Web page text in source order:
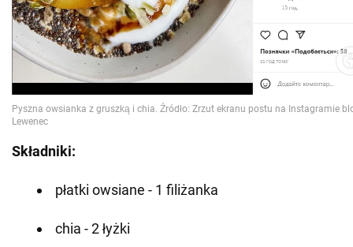
Składniki:
płatki owsiane - 1 filiżanka
chia - 2 łyżki